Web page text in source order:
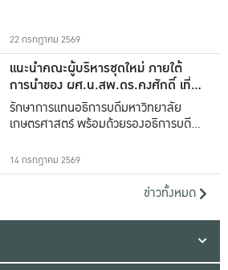
22 กรกฎาคม 2569
แนะนำคณะผู้บริหารชุดใหม่ ภายใต้
การนำของ ผศ.น.สพ.ดร.คงศักดิ์ เที่ยง
ธรรม
รักษาการแทนอธิการบดีมหาวิทยาลัย
เกษตรศาสตร์ พร้อมด้วยรองอธิการบดีทั้ง
14 กรกฎาคม 2569
ข่าวทั้งหมด